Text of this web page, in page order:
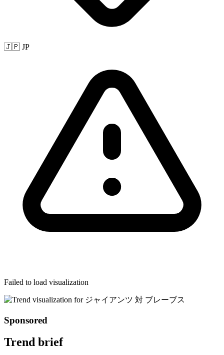
🇯🇵 JP
Failed to load visualization
Sponsored
Trend brief